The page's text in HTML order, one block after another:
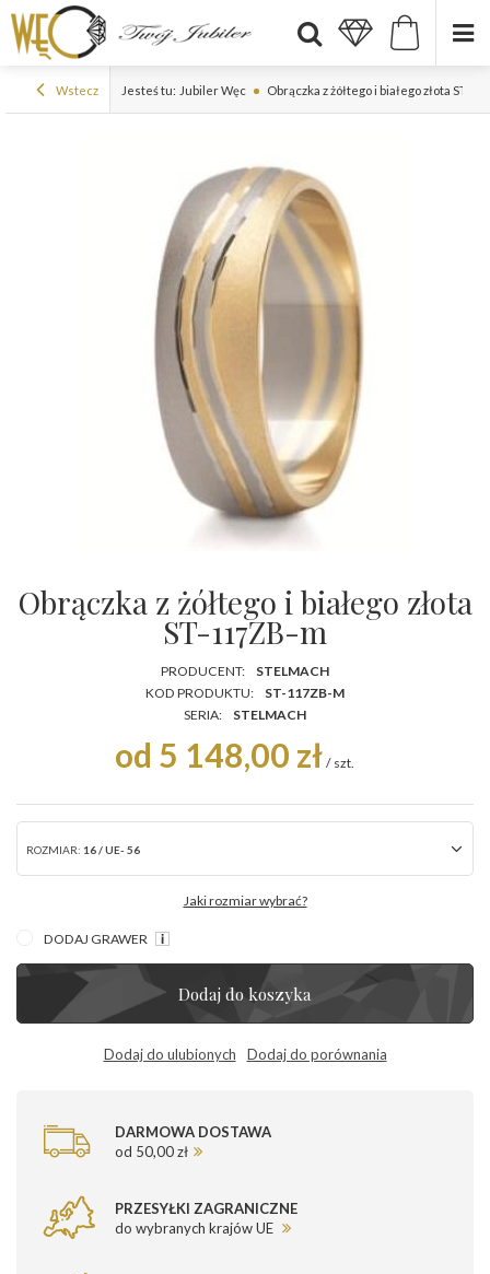
Wstecz Jesteś tu: Jubiler Węc Obrączka z żółtego i białego złota ST-
Obrączka z żółtego i białego złota
ST-117ZB-m
PRODUCENT:
STELMACH
KOD PRODUKTU:
ST-117ZB-M
SERIA:
STELMACH
od 5 148,00 zł / szt.
ROZMIAR: 16 / UE- 56
Jaki rozmiar wybrać?
DODAJ GRAWER
Dodaj do koszyka
Dodaj do ulubionych Dodaj do porównania
DARMOWA DOSTAWA
od 50,00 zł
PRZESYŁKI ZAGRANICZNE
do wybranych krajów UE